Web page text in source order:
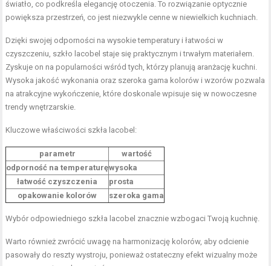
światło, co podkreśla elegancję otoczenia. To rozwiązanie optycznie
powiększa przestrzeń, co jest niezwykle cenne w niewielkich kuchniach.
Dzięki swojej odporności na wysokie temperatury i łatwości w
czyszczeniu, szkło lacobel staje się praktycznym i trwałym materiałem.
Zyskuje on na popularności wśród tych, którzy planują aranżację kuchni.
Wysoka jakość wykonania oraz szeroka gama kolorów i wzorów pozwala
na atrakcyjne wykończenie, które doskonale wpisuje się w nowoczesne
trendy wnętrzarskie.
Kluczowe właściwości szkła lacobel:
parametr
wartość
odporność na temperaturęwysoka
łatwość czyszczenia
prosta
opakowanie kolorów
szeroka gama
Wybór odpowiedniego szkła lacobel znacznie wzbogaci Twoją kuchnię.
Warto również zwrócić uwagę na harmonizację kolorów, aby odcienie
pasowały do reszty wystroju, ponieważ ostateczny efekt wizualny może